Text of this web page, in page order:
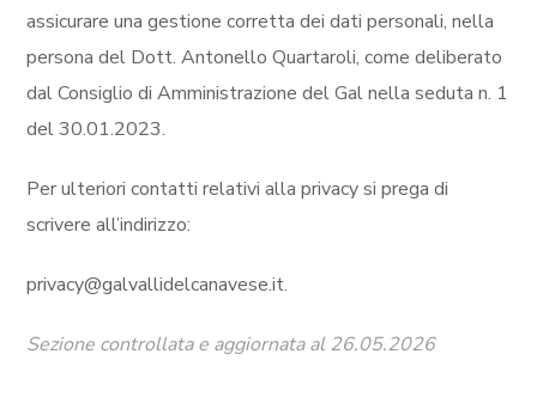
assicurare una gestione corretta dei dati personali, nella
persona del Dott. Antonello Quartaroli, come deliberato
dal Consiglio di Amministrazione del Gal nella seduta n. 1
del 30.01.2023.
Per ulteriori contatti relativi alla privacy si prega di
scrivere all’indirizzo:
privacy@galvallidelcanavese.it.
Sezione controllata e aggiornata al 26.05.2026